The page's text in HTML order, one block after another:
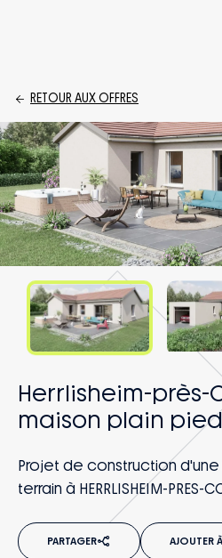
RETOUR AUX OFFRES
Herrlisheim-près-
maison plain pied
Projet de construction d'une
terrain à HERRLISHEIM-PRES-
PARTAGER AJOUTER